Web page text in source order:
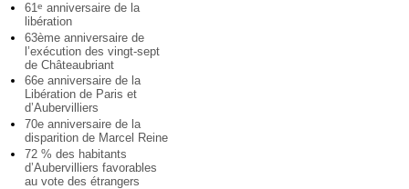
61e anniversaire de la
libération
63ème anniversaire de
l’exécution des vingt-sept
de Châteaubriant
66e anniversaire de la
Libération de Paris et
d’Aubervilliers
70e anniversaire de la
disparition de Marcel Reine
72 % des habitants
d’Aubervilliers favorables
au vote des étrangers